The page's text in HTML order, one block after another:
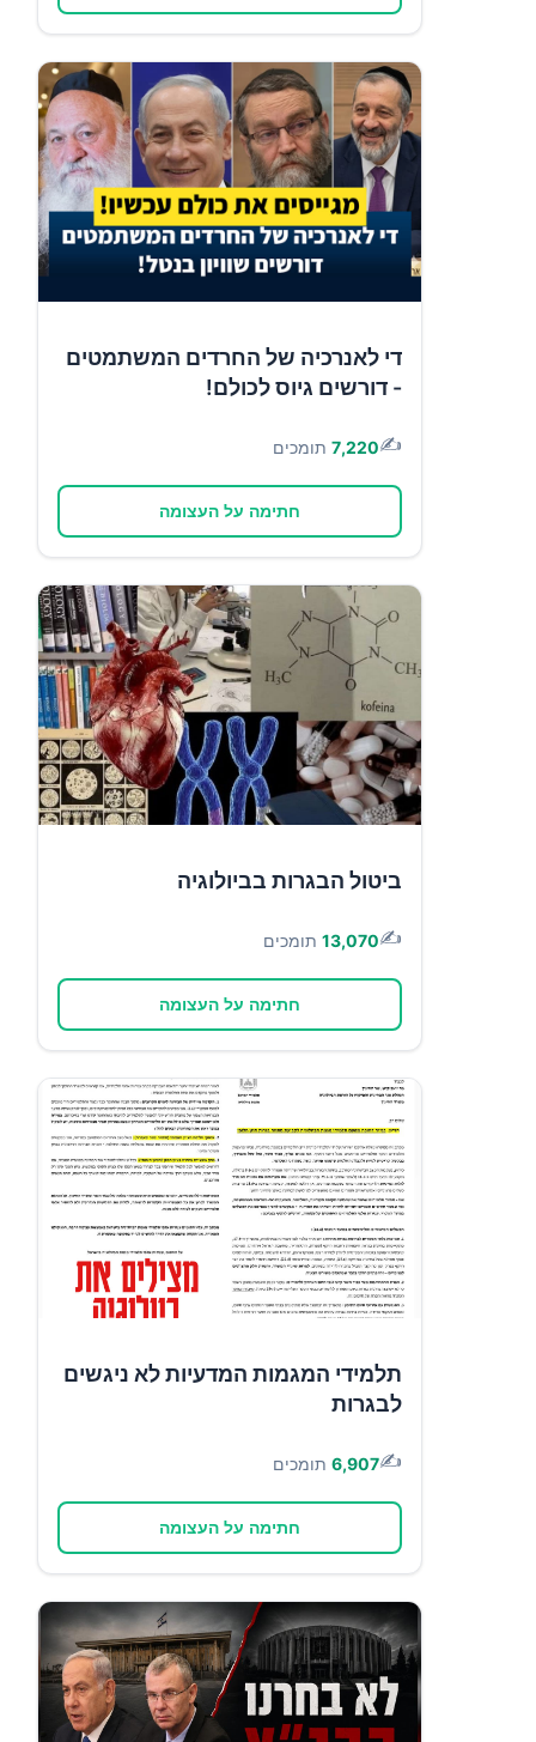
די לאנרכיה של החרדים המשתמטים
- דורשים גיוס לכולם!
✍️
7,220 תומכים
חתימה על העצומה
ביטול הבגרות בביולוגיה
✍️
13,070 תומכים
חתימה על העצומה
תלמידי המגמות המדעיות לא ניגשים
לבגרות
✍️
6,907 תומכים
חתימה על העצומה